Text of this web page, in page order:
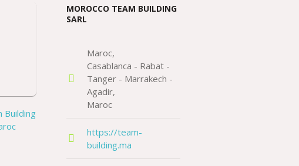
Building
MOROCCO TEAM BUILDING
SARL
Maroc
Casablanca - Rabat -
Tanger - Marrakech -
Agadir
Maroc
https://team-
building.ma